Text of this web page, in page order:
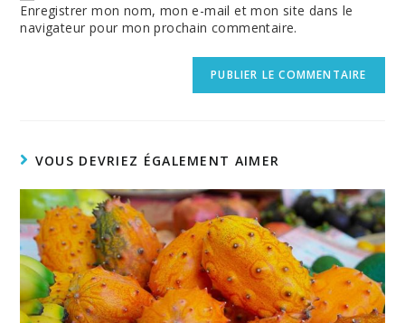
(optional)
Enregistrer mon nom, mon e-mail et mon site dans le
navigateur pour mon prochain commentaire.
VOUS DEVRIEZ ÉGALEMENT AIMER